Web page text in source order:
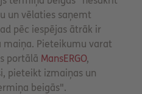
un vēlaties saņemt
pēc iespējas ātrāk ir
maiņa. Pieteikumu varat
portālā MansERGO,
pieteikt izmaiņas un
beigās".